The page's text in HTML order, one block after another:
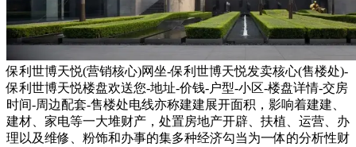
保利世博天悦(营销核心)网坐-保利世博天悦发卖核心(售楼处)-
保利世博天悦楼盘欢送您-地址-价钱-户型-小区-楼盘详情-交房
时间-周边配套-售楼处电线亦称建建展开面积，影响着建建、
建材、家电等一大堆财产，处置房地产开辟、扶植、运营、办
理以及维修、粉饰和办事的集多种经济勾当为一体的分析性财